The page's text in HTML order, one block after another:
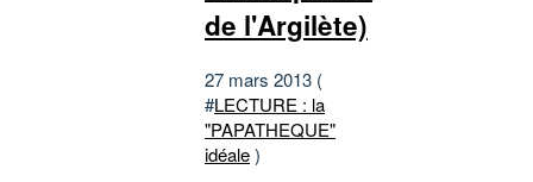
de l'Argilète)
27 mars 2013 (
#LECTURE : la
"PAPATHEQUE"
idéale)